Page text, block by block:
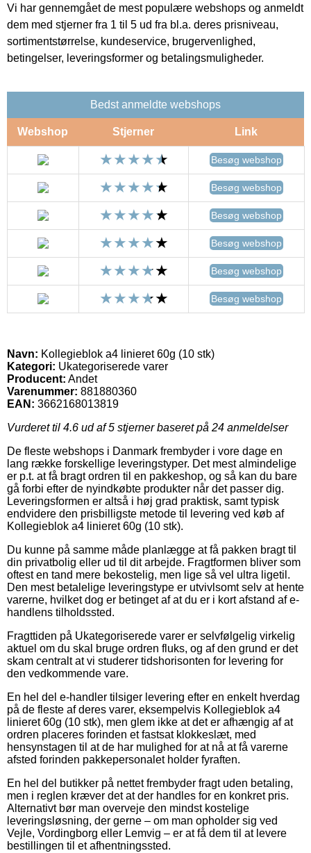
Vi har gennemgået de mest populære webshops og anmeldt
dem med stjerner fra 1 til 5 ud fra bl.a. deres prisniveau,
sortimentstørrelse, kundeservice, brugervenlighed,
betingelser, leveringsformer og betalingsmuligheder.
Bedst anmeldte webshops
Webshop Stjerner Link
Besøg webshop
Besøg webshop
Besøg webshop
Besøg webshop
Besøg webshop
Besøg webshop
Navn: Kollegieblok a4 linieret 60g (10 stk)
Kategori: Ukategoriserede varer
Producent: Andet
Varenummer: 881880360
EAN: 3662168013819
Vurderet til 4.6 ud af 5 stjerner baseret på 24 anmeldelser
De fleste webshops i Danmark frembyder i vore dage en
lang række forskellige leveringstyper. Det mest almindelige
er p.t. at få bragt ordren til en pakkeshop, og så kan du bare
gå forbi efter de nyindkøbte produkter når det passer dig.
Leveringsformen er altså i høj grad praktisk, samt typisk
endvidere den prisbilligste metode til levering ved køb af
Kollegieblok a4 linieret 60g (10 stk).
Du kunne på samme måde planlægge at få pakken bragt til
din privatbolig eller ud til dit arbejde. Fragtformen bliver som
oftest en tand mere bekostelig, men lige så vel ultra ligetil.
Den mest betalelige leveringstype er utvivlsomt selv at hente
varerne, hvilket dog er betinget af at du er i kort afstand af e-
handlens tilholdssted.
Fragttiden på Ukategoriserede varer er selvfølgelig virkelig
aktuel om du skal bruge ordren fluks, og af den grund er det
skam centralt at vi studerer tidshorisonten for levering for
den vedkommende vare.
En hel del e-handler tilsiger levering efter en enkelt hverdag
på de fleste af deres varer, eksempelvis Kollegieblok a4
linieret 60g (10 stk), men glem ikke at det er afhængig af at
ordren placeres forinden et fastsat klokkeslæt, med
hensynstagen til at de har mulighed for at nå at få varerne
afsted forinden pakkepersonalet holder fyraften.
En hel del butikker på nettet frembyder fragt uden betaling,
men i reglen kræver det at der handles for en konkret pris.
Alternativt bør man overveje den mindst kostelige
leveringsløsning, der gerne – om man opholder sig ved
Vejle, Vordingborg eller Lemvig – er at få dem til at levere
bestillingen til et afhentningssted.